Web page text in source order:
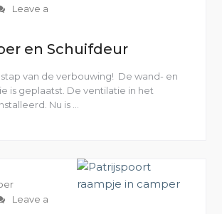
Leave a
en Schuifdeur
van de verbouwing! De wand- en
is geplaatst. De ventilatie in het
Nu is …
Leave a